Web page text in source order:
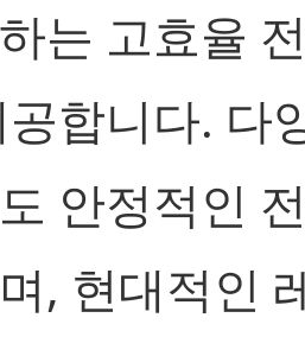
는 고효율
합니다. 다
안정적인
, 현대적인